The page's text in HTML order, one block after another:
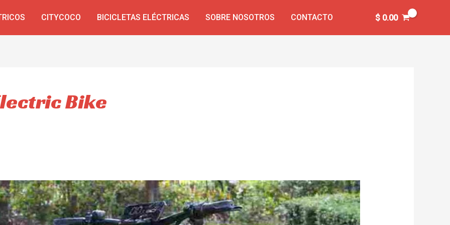
CITYCOCO BICICLETAS ELÉCTRICAS SOBRE NOSOTROS CONTACTO $0.00
Bike